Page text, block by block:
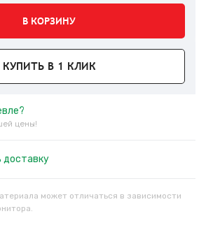
В КОРЗИНУ
КУПИТЬ В 1 КЛИК
цены!
доставку
может отличаться в зависимости